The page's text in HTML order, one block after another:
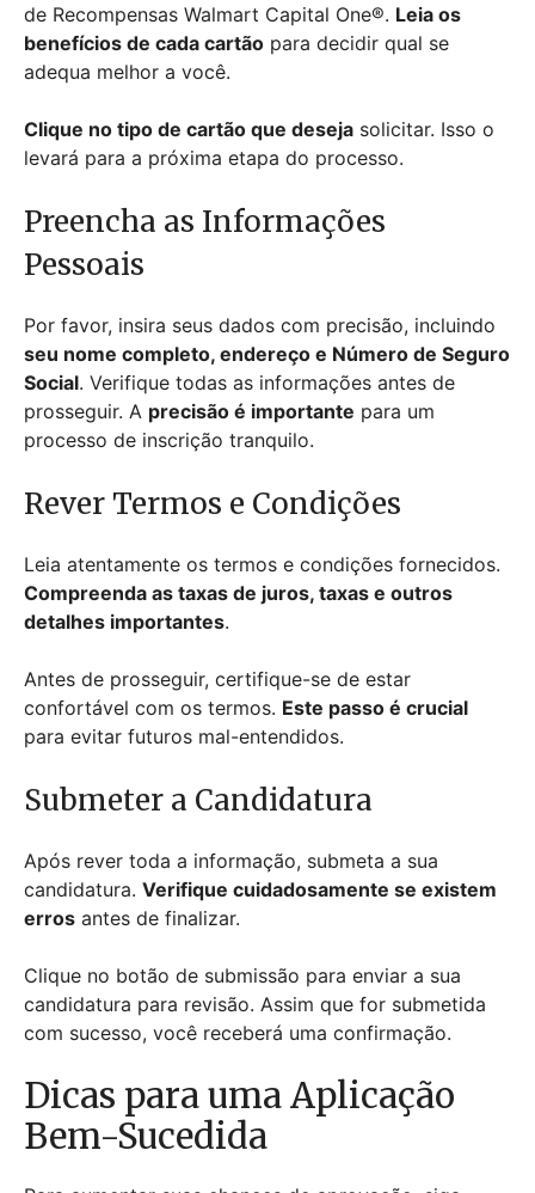
de Recompensas Walmart Capital One®. Leia os
benefícios de cada cartão para decidir qual se
adequa melhor a você.
Clique no tipo de cartão que deseja solicitar. Isso o
levará para a próxima etapa do processo.
Preencha as Informações
Pessoais
Por favor, insira seus dados com precisão, incluindo
seu nome completo, endereço e Número de Seguro
Social. Verifique todas as informações antes de
prosseguir. A precisão é importante para um
processo de inscrição tranquilo.
Rever Termos e Condições
Leia atentamente os termos e condições fornecidos.
Compreenda as taxas de juros, taxas e outros
detalhes importantes.
Antes de prosseguir, certifique-se de estar
confortável com os termos. Este passo é crucial
para evitar futuros mal-entendidos.
Submeter a Candidatura
Após rever toda a informação, submeta a sua
candidatura. Verifique cuidadosamente se existem
erros antes de finalizar.
Clique no botão de submissão para enviar a sua
candidatura para revisão. Assim que for submetida
com sucesso, você receberá uma confirmação.
Dicas para uma Aplicação
Bem-Sucedida